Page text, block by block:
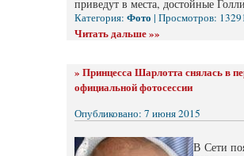
приведут в места, достойные
Категория: Фото | Просмотров:
Читать дальше »»
» Принцесса Шарлотта снялась в
официальной фотосессии
Опубликовано: 7 июня 2015
В Сети